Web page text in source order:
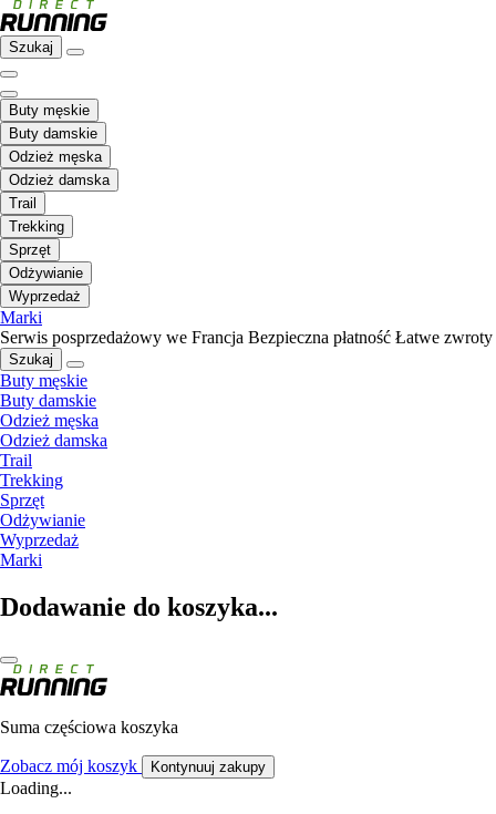
Szukaj
Buty męskie
Buty damskie
Odzież męska
Odzież damska
Trail
Trekking
Sprzęt
Odżywianie
Wyprzedaż
Marki
Serwis posprzedażowy we Francja Bezpieczna płatność Łatwe zwroty
Szukaj
Buty męskie
Buty damskie
Odzież męska
Odzież damska
Trail
Trekking
Sprzęt
Odżywianie
Wyprzedaż
Marki
Dodawanie do koszyka...
Suma częściowa koszyka
Zobacz mój koszyk Kontynuuj zakupy
Loading...